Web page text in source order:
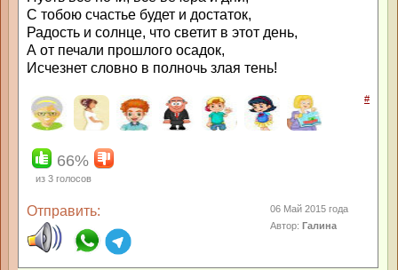
С тобою счастье будет и достаток,
Радость и солнце, что светит в этот день,
А от печали прошлого осадок,
Исчезнет словно в полночь злая тень!
#
66%
из 3 голосов
Отправить:
06 Май 2015 года
Автор:Галина